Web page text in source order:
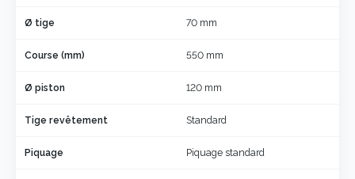
Ø tige 70 mm
Course (mm) 550 mm
Ø piston 120 mm
Tige revêtement Standard
Piquage Piquage standard